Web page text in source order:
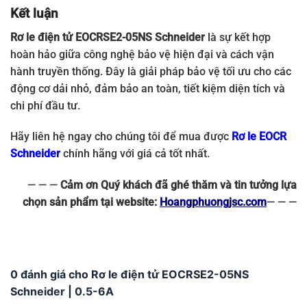
Kết luận
Rơ le điện tử EOCRSE2-05NS Schneider là sự kết hợp
hoàn hảo giữa công nghệ bảo vệ hiện đại và cách vận
hành truyền thống. Đây là giải pháp bảo vệ tối ưu cho các
động cơ dải nhỏ, đảm bảo an toàn, tiết kiệm diện tích và
chi phí đầu tư.
Hãy liên hệ ngay cho chúng tôi để mua được Rơ le EOCR
Schneiderchính hãng với giá cả tốt nhất.
— — — Cảm ơn Quý khách đã ghé thăm và tin tưởng lựa
chọn sản phẩm tại website: Hoangphuongjsc.com— — —
0 đánh giá cho Rơ le điện tử EOCRSE2-05NS
Schneider | 0.5-6A